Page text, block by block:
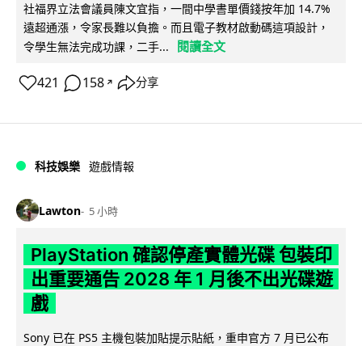
社福界立法會議員陳文宜指，一間中學書單價錢按年加 14.7%
遠超通漲，令家長難以負擔。而且電子教材啟動碼這項設計，
令學生無法完成功課，二手...
閱讀全文
421 158 ↗ 分享
科技娛樂 遊戲情報
Lawton 5 小時
PlayStation 確認停產實體光碟 包裝印
出重要通告 2028 年 1 月後不出光碟遊
戲
Sony 已在 PS5 主機包裝加貼提示貼紙，重申官方 7 月已公布